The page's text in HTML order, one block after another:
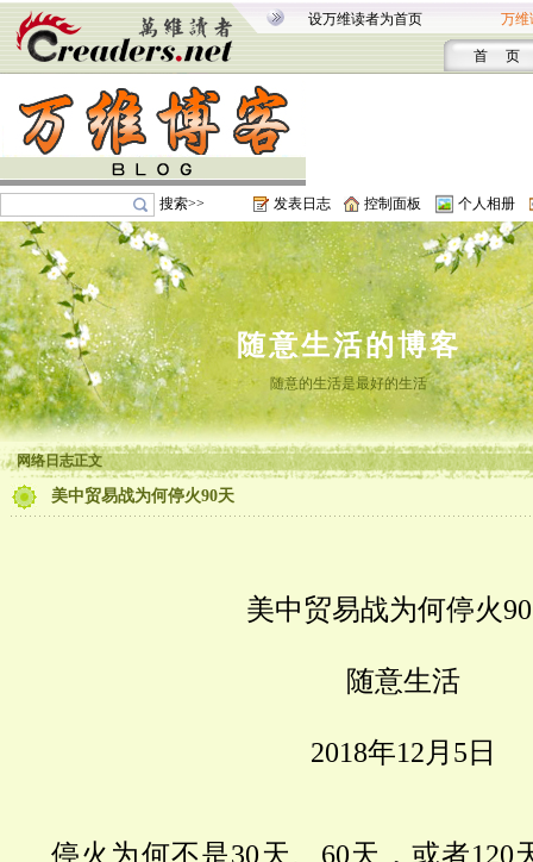
设万维读者为首页 万维
首 页
搜索>> 发表日志 控制面板 个人相册
随意生活的博客
随意的生活是最好的生活
网络日志正文
美中贸易战为何停火90天
美中贸易战为何停火90
随意生活
2018年12 月 5 日
停火为何不是30天、 60天，或者120